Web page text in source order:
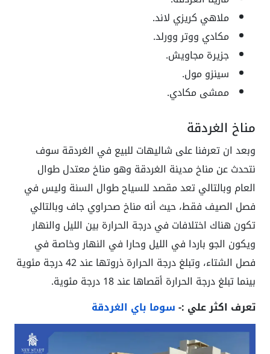
ملاهي كريزي لاند.
مكادي ووتر وورلد.
جزيرة مجاويش.
سينزو مول.
ممشى مكادي.
مناخ الغردقة
وبعد ان تعرفنا على شاليهات للبيع في الغردقة سوف
نتحدث عن مناخ مدينة الغردقة وهو مناخ معتدل طوال
العام وبالتالي تعد مقصد للسياح طوال السنة وليس في
فصل الصيف فقط، حيث أنه مناخ صحراوي جاف وبالتالي
تكون هناك اختلافات في درجة الحرارة بين الليل والنهار
ويكون الجو باردا في الليل وحارا في النهار وخاصة في
فصل الشتاء، وتبلغ درجة الحرارة ذروتها عند 42 درجة مئوية
بينما تبلغ درجة الحرارة أقصاها عند 18 درجة مئوية.
تعرف اكثر علي :-سوما باي الغردقة